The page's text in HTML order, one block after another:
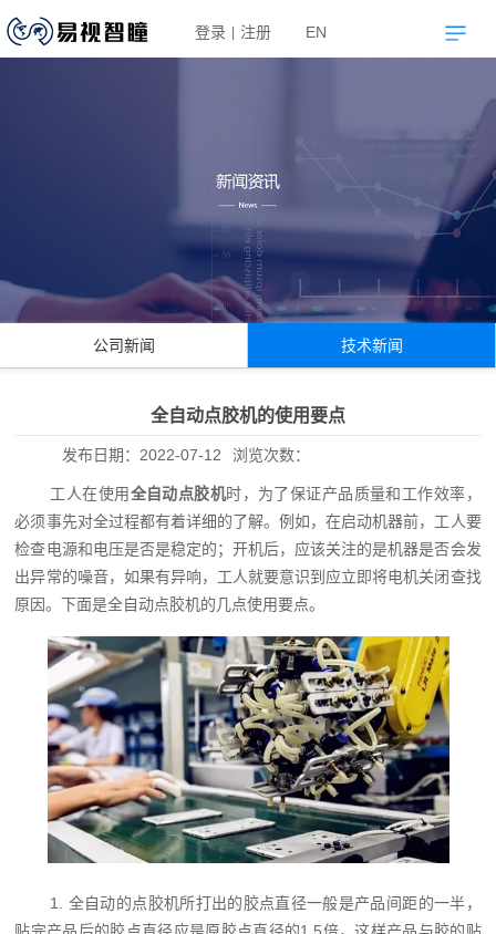
登录 注册 EN
公司新闻 技术新闻
全自动点胶机的使用要点
发布日期： 2022-07-12 浏览次数：
工人在使用全自动点胶机时，为了保证产品质量和工作效率，
必须事先对全过程都有着详细的了解。例如，在启动机器前，工人要
检查电源和电压是否是稳定的；开机后，应该关注的是机器是否会发
出异常的噪音，如果有异响，工人就要意识到应立即将电机关闭查找
原因。下面是全自动点胶机的几点使用要点。
1. 全自动的点胶机所打出的胶点直径一般是产品间距的一半，